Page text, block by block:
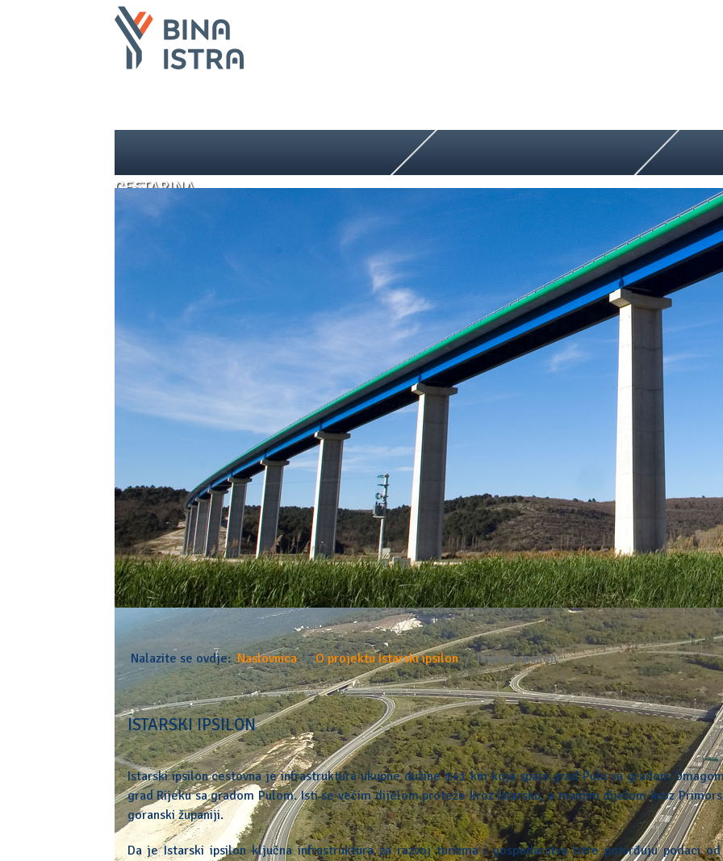
CESTARINA
Y ONLINE
MOJ KORISNIČKI RAČUN
NASLOVNICA
Nalazite se ovdje:Naslovnica O projektu Istarski ipsilon Istarski ipsilon
ISTARSKI IPSILON
Istarski ipsilon cestovna je infrastruktura ukupne dužine 141 km koja spaja grad Pulu sa gradom
grad Rijeku sa gradom Pulom. Isti se većim dijelom proteže kroz Istarsku, a manjim dijelom kroz
goranski županiji.
Da je Istarski ipsilon ključna infrastruktura za razvoj turizma i gospodarstva Istre potvrđuju podaci